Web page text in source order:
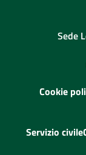
Sede
Cookie
Servizio civile